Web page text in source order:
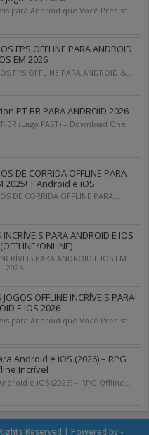
para Android que Você Precisa...
FPS OFFLINE PARA ANDROID
EM 2026
FPS OFFLINE PARA ANDROID &...
PT-BR PARA ANDROID 2026
(Lago FAST) – Download One...
DE CORRIDA OFFLINE PARA
2025! | Android e iOS
DE CORRIDA OFFLINE PARA...
PARA ANDROID E IOS
ONLINE)
PARA ANDROID E IOS EM
2026...
OFFLINE INCRÍVEIS PARA
E IOS 2026
para Android que Você Precisa...
Android e iOS (2026) – RPG
Incrível
e iOS (2026) – RPG Offline...
Reserved | Powered by -